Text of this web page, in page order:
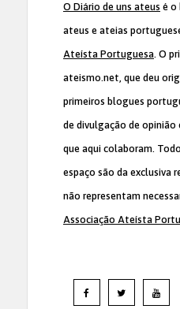
O Diário de uns ateus é o
ateus e ateias
Ateísta Portuguesa. O
ateismo.net, que deu
primeiros blogues
de divulgação de
que aqui colaboram.
espaço são da exclusiva
não representam
Associação Ateísta